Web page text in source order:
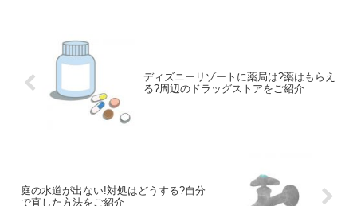
ディズニーリゾートに薬局は?薬はもらえ
る?周辺のドラッグストアをご紹介
庭の水道が出ない!対処はどうする?自分
で直した方法をご紹介